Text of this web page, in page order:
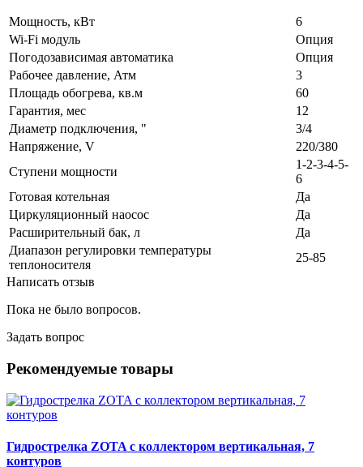
Мощность, кВт
6
Wi-Fi модуль
Опция
Погодозависимая автоматика
Опция
Рабочее давление, Атм
3
Площадь обогрева, кв.м
60
Гарантия, мес
12
Диаметр подключения, "
3/4
Напряжение, V
220/380
Ступени мощности
1-2-3-4-5-
6
Готовая котельная
Да
Циркуляционный наосос
Да
Расширительный бак, л
Да
Диапазон регулировки температуры
теплоносителя
25-85
Написать отзыв
Пока не было вопросов.
Задать вопрос
Рекомендуемые товары
Гидрострелка ZOTA с коллектором вертикальная, 7
контуров